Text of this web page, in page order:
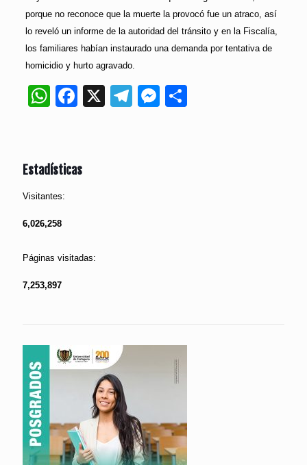
porque no reconoce que la muerte la provocó fue un atraco, así
lo reveló un informe de la autoridad del tránsito y en la Fiscalía,
los familiares habían instaurado una demanda por tentativa de
homicidio y hurto agravado.
WhatsApp
Facebook
X Telegram
Messenger
Estadísticas
Visitantes:
6,026,258
Páginas visitadas:
7,253,897